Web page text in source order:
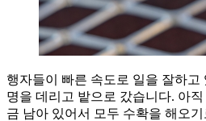
행자들이 빠른 속도로 일을 잘하고
명을 데리고 밭으로 갔습니다. 아
금 남아 있어서 모두 수확을 해오